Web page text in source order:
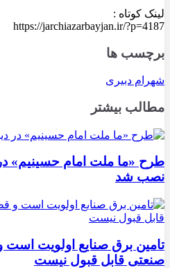
لینک کوتاه :
https://jarchiazarbayjan.ir/?p=4187
برچسب ها
شهرام دبیری
مطالب بیشتر
طرح «ما ملت امام حسینیم» در
نصب شد
تامین برق صنایع اولویت
صنعتی قابل قبول نیست